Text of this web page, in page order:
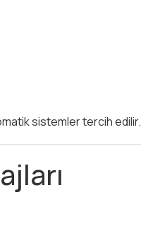
sistemler tercih edilir.